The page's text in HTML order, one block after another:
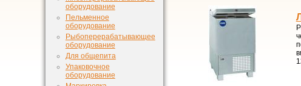
оборудование
Пельменное
оборудование
Рыбоперерабатывающее
оборудование
Для общепита
Упаковочное
оборудование